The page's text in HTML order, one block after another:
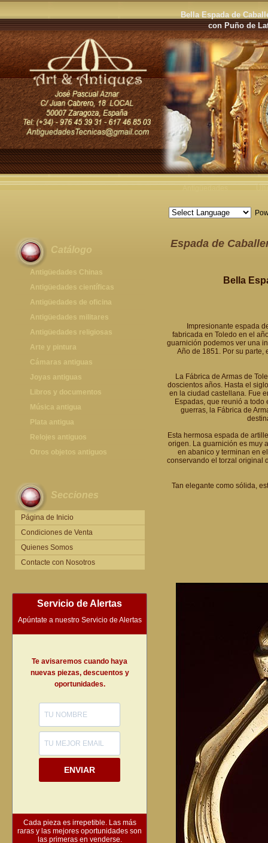
Bella Espada de
con Puño de
Catálogo
Antigüedades Chinas
Antigüedades Chinas
Antigüedades científicas
Antigüedades científicas
Antigüedades de oficina
Máquinas de escribir antiguas
Calculadoras antiguas
Teléfonos y Telégrafos antiguos
Antigüedades militares
Espadas antiguas
Medallas y condecoraciones
Cascos militares
Otros artículos militares
Antigüedades religiosas
Antigüedades religiosas
Arte y pintura
Pintura antigua
Pintura contemporánea
Grabados antiguos y mapas
Cámaras antiguas
Cámaras antiguas
Joyas antiguas
Joyas antiguas
Libros y documentos
Libros antiguos
Fotografia antigua
Publicaciones antiguas
Música antigua
Gramófonos antiguos
Cajas de música antiguas
Radios antiguas
Plata antigua
Plata antigua
Relojes antiguos
Relojes sobremesa antiguos
Relojes de pie antiguos
Relojes de bolsillo antiguos
Relojes de pulsera antiguos
Otros objetos antiguos
Secciones
Página de Inicio
Condiciones de Venta
Quienes Somos
Contacte con Nosotros
Servicio de Alertas
Apúntate a nuestro Servicio de Alertas
Te avisaremos cuando haya
nuevas piezas, descuentos y
oportunidades.
ENVIAR
Cada pieza es irrepetible. Las más
raras y las mejores oportunidades son
las primeras en venderse.
Espada de
Bella
Impresionante espada
fabricada en Toledo en el
guarnición podemos ver una
Año de 1851. Por su parte,
La Fábrica de Armas de
doscientos años. Hasta el
en la ciudad castellana. Fue
Espadas, que reunió a
guerras, la Fábrica de
Esta hermosa espada de
origen. La guarnición es muy
en abanico y terminan en
conservando el torzal original
Tan elegante como sólida,